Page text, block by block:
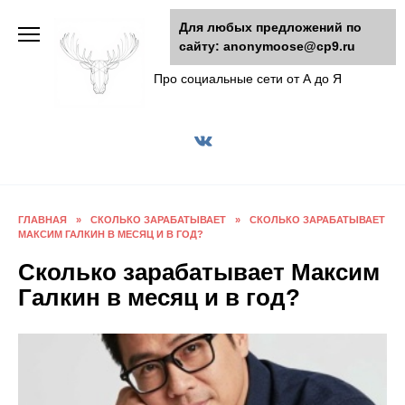
содержанию
AnonyMoose
Про социальные сети от А до Я
ГЛАВНАЯ » СКОЛЬКО ЗАРАБАТЫВАЕТ »
СКОЛЬКО ЗАРАБАТЫВАЕТ
МАКСИМ ГАЛКИН В МЕСЯЦ И В ГОД?
Сколько зарабатывает Максим
Галкин в месяц и в год?
Для любых предложений по
сайту: anonymoose@cp9.ru